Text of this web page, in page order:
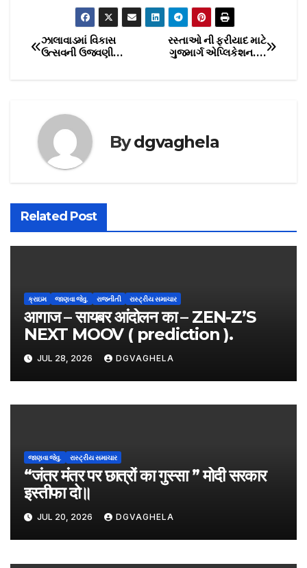
P
t
n
v
i
a
t
i
o
રસ્તાઓ ની ફરીયાદ માટે
ગુજમાર્ગ એપ્લિકેશન….
ઝાલાવાડમાં વિકાસ
ઉત્સવની ઉજવણી…
Bydgvaghela
Related Post
ક્રાઇમ જાણવા જેવુ. રાજનીતી રાસ્ટ્રીય સમાચાર
आगाज – सायबर आंदोलन का – ZEN-Z’S
NEXT MOOV ( prediction ).
JUL 28, 2026 DGVAGHELA
જાણવા જેવુ. રાસ્ટ્રીય સમાચાર
“जंतर मंतर पर छात्रों का गुस्सा ” मोदी सरकार
इस्तीफा दो॥
JUL 20, 2026 DGVAGHELA